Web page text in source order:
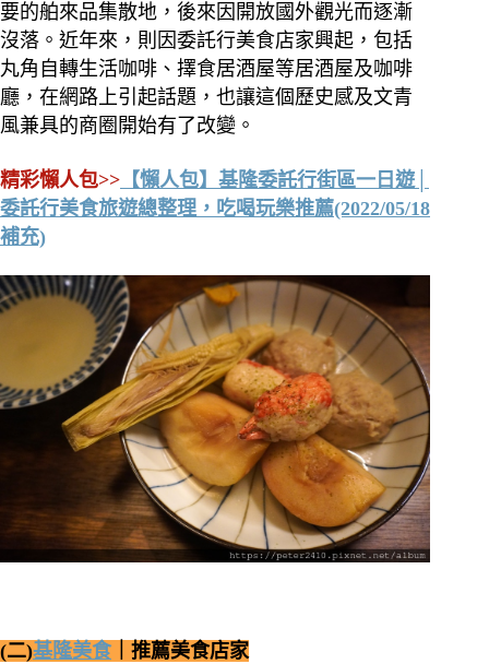
要的舶來品集散地，後來因開放國外觀光而逐漸
沒落。近年來，則因委託行美食店家興起，包括
丸角自轉生活咖啡、擇食居酒屋等居酒屋及咖啡
廳，在網路上引起話題，也讓這個歷史感及文青
風兼具的商圈開始有了改變。
精彩懶人包>> 【懶人包】基隆委託行街區一日遊│
委託行美食旅遊總整理，吃喝玩樂推薦(2022/05/18
補充)
(二)基隆美食 ｜推薦美食店家